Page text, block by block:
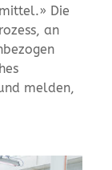
Die
an
melden,